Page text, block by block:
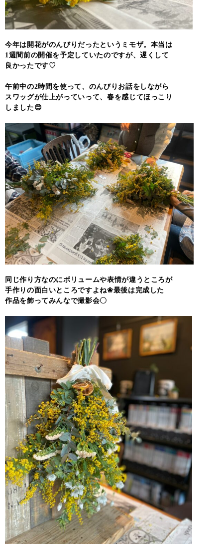
今年は開花がのんびりだったというミモザ。本当は
1週間前の開催を予定していたのですが、遅くして
良かったです♡
午前中の2時間を使って、のんびりお話をしながら
スワッグが仕上がっていって、春を感じてほっこり
しました😊
同じ作り方なのにボリュームや表情が違うところが
手作りの面白いところですよね❀最後は完成した
作品を飾ってみんなで撮影会〇